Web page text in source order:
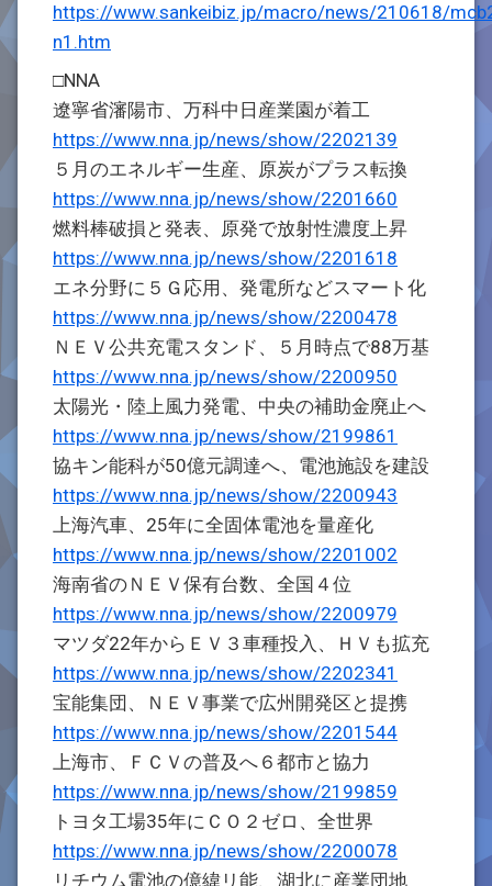
https://www.sankeibiz.jp/macro/news/210618/
n1.htm
□NNA
遼寧省瀋陽市、万科中日産業園が着工
https://www.nna.jp/news/show/2202139
５月のエネルギー生産、原炭がプラス転換
https://www.nna.jp/news/show/2201660
燃料棒破損と発表、原発で放射性濃度上昇
https://www.nna.jp/news/show/2201618
エネ分野に５Ｇ応用、発電所などスマート化
https://www.nna.jp/news/show/2200478
ＮＥＶ公共充電スタンド、５月時点で88万基
https://www.nna.jp/news/show/2200950
太陽光・陸上風力発電、中央の補助金廃止へ
https://www.nna.jp/news/show/2199861
協キン能科が50億元調達へ、電池施設を建設
https://www.nna.jp/news/show/2200943
上海汽車、25年に全固体電池を量産化
https://www.nna.jp/news/show/2201002
海南省のＮＥＶ保有台数、全国４位
https://www.nna.jp/news/show/2200979
マツダ22年からＥＶ３車種投入、ＨＶも拡充
https://www.nna.jp/news/show/2202341
宝能集団、ＮＥＶ事業で広州開発区と提携
https://www.nna.jp/news/show/2201544
上海市、ＦＣＶの普及へ６都市と協力
https://www.nna.jp/news/show/2199859
トヨタ工場35年にＣＯ２ゼロ、全世界
https://www.nna.jp/news/show/2200078
リチウム電池の億緯リ能、湖北に産業団地